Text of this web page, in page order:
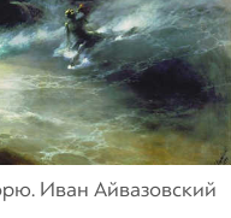
Иван Айвазовский